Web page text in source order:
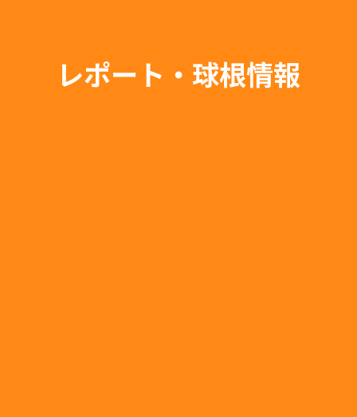
レポート・球根情報